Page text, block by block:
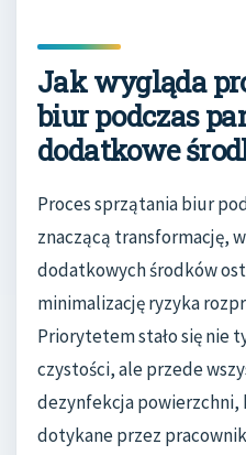
Jak wygląda
biur podczas
dodatkowe
Proces sprzątania biur
znaczącą transformację,
dodatkowych środków
minimalizację ryzyka
Priorytetem stało się nie
czystości, ale przede
dezynfekcja powierzchni,
dotykane przez